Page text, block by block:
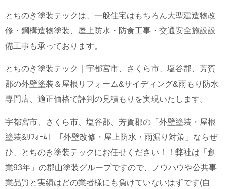
とちのき塗装テックは、一般住宅はもちろん大型建造物改
修・鋼構造物塗装、屋上防水・防食工事・交通安全施設設
備工事も承っております。
とちのき塗装テック｜宇都宮市、さくら市、塩谷郡、芳賀
郡の外壁塗装＆屋根リフォーム&サイディング&雨もり防水
専門店、適正価格で評判の見積もりを実現いたします。
宇都宮市、さくら市、塩谷郡、芳賀郡の「外壁塗装・屋根
塗装&ﾘﾌｫｰﾑ」「外壁改修・屋上防水・雨漏り対策」ならぜ
ひ、とちのき塗装テックにお任せください！！ 弊社は「創
業93年」の郡山塗装グループですので、ノウハウや公共事
業品質と実績はどの業者様にも負けていないはずです(自